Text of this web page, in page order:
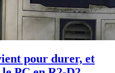
pour durer, et